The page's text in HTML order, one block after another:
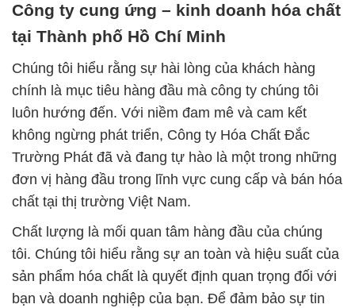
Công ty cung ứng – kinh doanh hóa chất
tại Thành phố Hồ Chí Minh
Chúng tôi hiểu rằng sự hài lòng của khách hàng
chính là mục tiêu hàng đầu mà công ty chúng tôi
luôn hướng đến. Với niềm đam mê và cam kết
không ngừng phát triển, Công ty Hóa Chất Đắc
Trường Phát đã và đang tự hào là một trong những
đơn vị hàng đầu trong lĩnh vực cung cấp và bán hóa
chất tại thị trường Việt Nam.
Chất lượng là mối quan tâm hàng đầu của chúng
tôi. Chúng tôi hiểu rằng sự an toàn và hiệu suất của
sản phẩm hóa chất là quyết định quan trọng đối với
bạn và doanh nghiệp của bạn. Để đảm bảo sự tin